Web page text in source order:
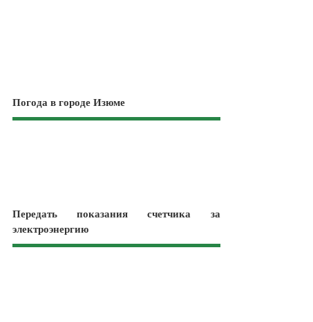
Погода в городе Изюме
Передать показания счетчика за
электроэнергию